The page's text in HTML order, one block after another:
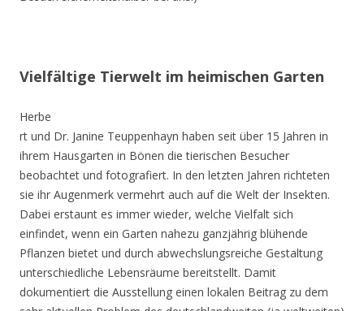
Vielfältige Tierwelt im heimischen Garten
Herbe
rt und Dr. Janine Teuppenhayn haben seit über 15 Jahren in
ihrem Hausgarten in Bönen die tierischen Besucher
beobachtet und fotografiert. In den letzten Jahren richteten
sie ihr Augenmerk vermehrt auch auf die Welt der Insekten.
Dabei erstaunt es immer wieder, welche Vielfalt sich
einfindet, wenn ein Garten nahezu ganzjährig blühende
Pflanzen bietet und durch abwechslungsreiche Gestaltung
unterschiedliche Lebensräume bereitstellt. Damit
dokumentiert die Ausstellung einen lokalen Beitrag zu dem